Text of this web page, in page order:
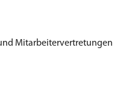
Mitarbeitervertretungen